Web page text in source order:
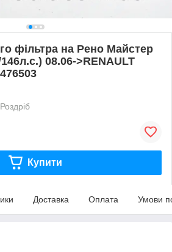
фільтра на Рено Майстер
08.06->RENAULT
Роздріб
Купити
Доставка Оплата Умови